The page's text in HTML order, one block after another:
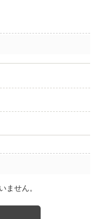
ません。